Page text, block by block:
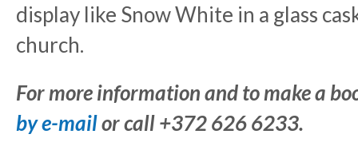
display like Snow White in a glass
church.
For more information and to make a
by e-mailor call+372 626 6233.